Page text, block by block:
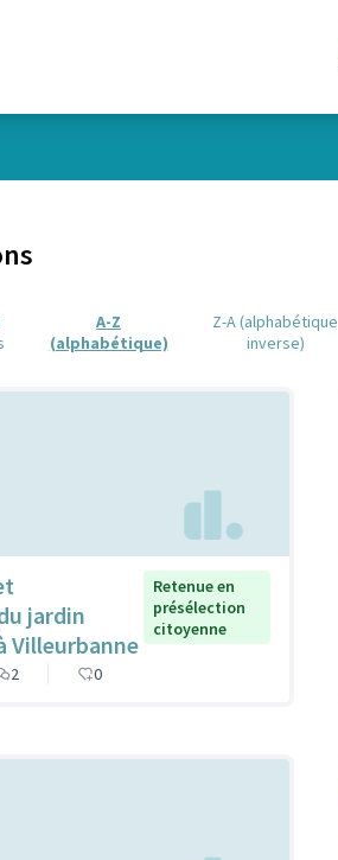
A-Z
(alphabétique)
Z-A (alphabétique
inverse)
jardin
Villeurbanne
Retenue en
présélection
citoyenne
2 0